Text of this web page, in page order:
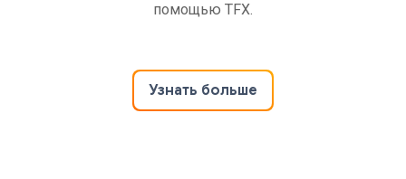
помощью TFX.
Узнать больше